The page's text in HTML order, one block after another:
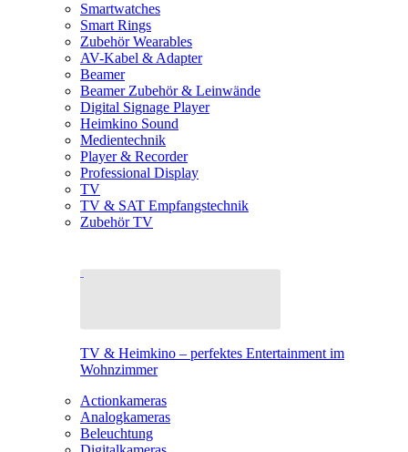
Smartwatches
Smart Rings
Zubehör Wearables
AV-Kabel & Adapter
Beamer
Beamer Zubehör & Leinwände
Digital Signage Player
Heimkino Sound
Medientechnik
Player & Recorder
Professional Display
TV
TV & SAT Empfangstechnik
Zubehör TV
TV & Heimkino – perfektes Entertainment im
Wohnzimmer
Actionkameras
Analogkameras
Beleuchtung